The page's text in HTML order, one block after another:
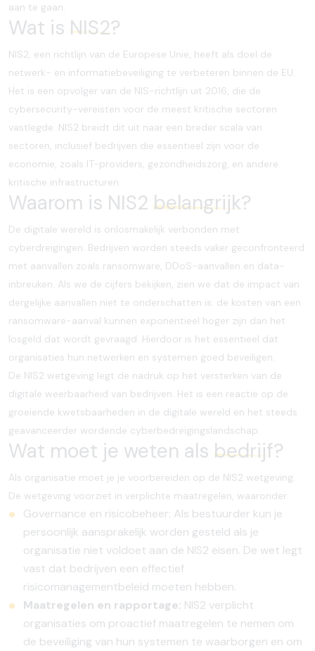
aan te gaan.
Wat is NIS2?
NIS2, een richtlijn van de Europese Unie, heeft als doel de
netwerk- en informatiebeveiliging te verbeteren binnen de EU.
Het is een opvolger van de NIS-richtlijn uit 2016, die de
cybersecurity-vereisten voor de meest kritische sectoren
vastlegde. NIS2 breidt dit uit naar een breder scala van
sectoren, inclusief bedrijven die essentieel zijn voor de
economie, zoals IT-providers, gezondheidszorg, en andere
kritische infrastructuren.
Waarom is NIS2 belangrijk?
De digitale wereld is onlosmakelijk verbonden met
cyberdreigingen. Bedrijven worden steeds vaker geconfronteerd
met aanvallen zoals ransomware, DDoS-aanvallen en data-
inbreuken. Als we de cijfers bekijken, zien we dat de impact van
dergelijke aanvallen niet te onderschatten is: de kosten van een
ransomware-aanval kunnen exponentieel hoger zijn dan het
losgeld dat wordt gevraagd. Hierdoor is het essentieel dat
organisaties hun netwerken en systemen goed beveiligen.
De NIS2 wetgeving legt de nadruk op het versterken van de
digitale weerbaarheid van bedrijven. Het is een reactie op de
groeiende kwetsbaarheden in de digitale wereld en het steeds
geavanceerder wordende cyberbedreigingslandschap.
Wat moet je weten als bedrijf?
Als organisatie moet je je voorbereiden op de NIS2 wetgeving.
De wetgeving voorziet in verplichte maatregelen, waaronder:
Governance en risicobeheer: Als bestuurder kun je
persoonlijk aansprakelijk worden gesteld als je
organisatie niet voldoet aan de NIS2 eisen. De wet legt
vast dat bedrijven een effectief
risicomanagementbeleid moeten hebben.
Maatregelen en rapportage: NIS2 verplicht
organisaties om proactief maatregelen te nemen om
de beveiliging van hun systemen te waarborgen en om